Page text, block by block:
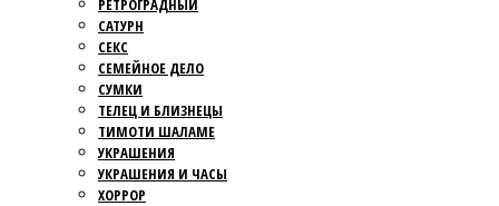
САТУРН
СЕКС
СЕМЕЙНОЕ ДЕЛО
СУМКИ
ТЕЛЕЦ И БЛИЗНЕЦЫ
ТИМОТИ ШАЛАМЕ
УКРАШЕНИЯ
УКРАШЕНИЯ И ЧАСЫ
ХОРРОР